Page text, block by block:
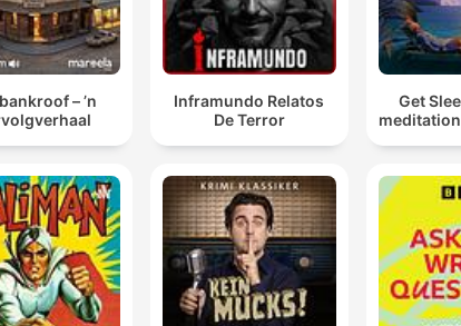
– ’n
Inframundo Relatos
De Terror
Get